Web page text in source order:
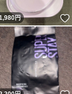
いね！
円